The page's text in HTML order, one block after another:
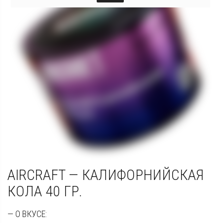
AIRCRAFT — КАЛИФОРНИЙСКАЯ
КОЛА 40 ГР.
— О ВКУСЕ: